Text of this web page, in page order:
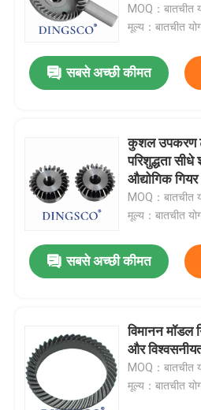
घर
वीडियो
हमारे बारे में
MOQ：बातचीत
मूल्य：बातचीत
सबसे अच्छी कीमत
कुशल उपकरण
परिशुद्धता
औद्योगिक गियर
MOQ：बातचीत
मूल्य：बातचीत
सबसे अच्छी कीमत
विमानन मॉडल
और
MOQ：बातचीत
मूल्य：बातचीत